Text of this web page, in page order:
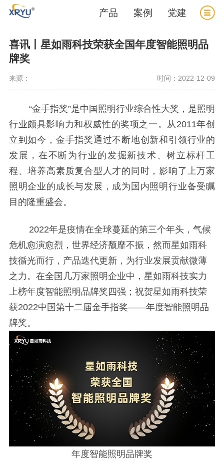
产品 案例 党建
喜讯丨星如雨科技荣获全国年度智能照明品
牌奖
来源： 时间：2022-12-09
“金手指奖”是中国照明行业综合性大奖，是照明
行业颇具影响力和权威性的奖项之一。从2011年创
立到如今，金手指奖通过不断地创新和引领行业的
发展，在不断为行业的发掘新技术、树立标杆工
程、培养高素质复合型人才的同时，影响了上万家
照明企业的成长与发展，成为国内照明行业备受瞩
目的隆重盛会。
2022年是疫情在全球蔓延的第三个年头，气候
危机愈演愈烈，世界经济颓靡不振，然而星如雨科
技循光而行，产品迭代更新，为行业发展贡献微薄
之力。在全国几万家照明企业中，星如雨科技实力
上榜年度智能照明品牌奖四强；祝贺星如雨科技荣
获2022中国第十二届金手指奖——年度智能照明品
牌奖。
年度智能照明品牌奖